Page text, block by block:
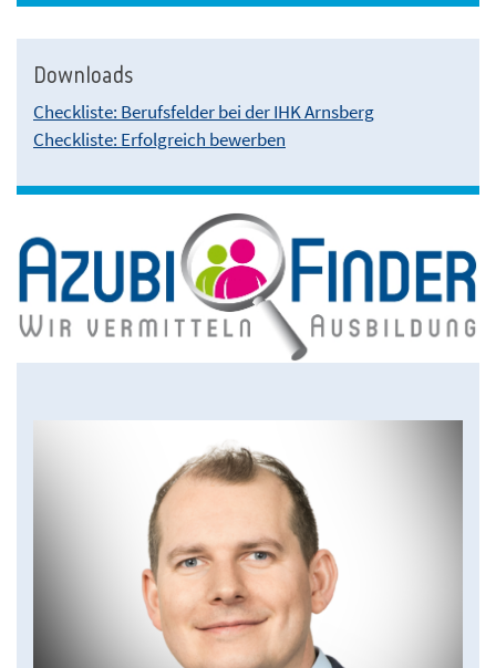
Downloads
Checkliste: Berufsfelder bei der IHK Arnsberg
Checkliste: Erfolgreich bewerben